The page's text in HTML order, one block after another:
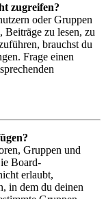
zugreifen?
oder Gruppen
Beiträge zu lesen, zu
brauchst du
Frage einen
Gruppen und
Board-
erlaubt,
in dem du deinen